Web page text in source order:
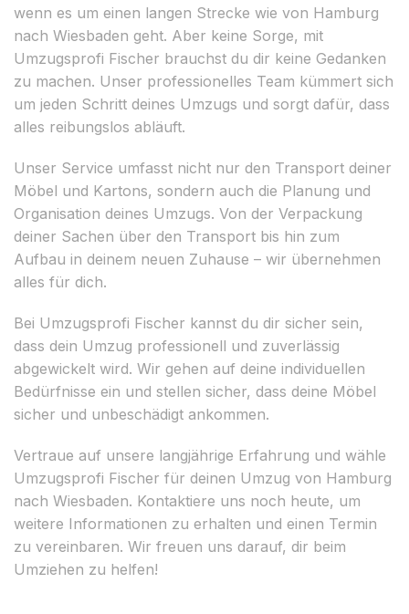
wenn es um einen langen Strecke wie von Hamburg
nach Wiesbaden geht. Aber keine Sorge, mit
Umzugsprofi Fischer brauchst du dir keine Gedanken
zu machen. Unser professionelles Team kümmert sich
um jeden Schritt deines Umzugs und sorgt dafür, dass
alles reibungslos abläuft.
Unser Service umfasst nicht nur den Transport deiner
Möbel und Kartons, sondern auch die Planung und
Organisation deines Umzugs. Von der Verpackung
deiner Sachen über den Transport bis hin zum
Aufbau in deinem neuen Zuhause – wir übernehmen
alles für dich.
Bei Umzugsprofi Fischer kannst du dir sicher sein,
dass dein Umzug professionell und zuverlässig
abgewickelt wird. Wir gehen auf deine individuellen
Bedürfnisse ein und stellen sicher, dass deine Möbel
sicher und unbeschädigt ankommen.
Vertraue auf unsere langjährige Erfahrung und wähle
Umzugsprofi Fischer für deinen Umzug von Hamburg
nach Wiesbaden. Kontaktiere uns noch heute, um
weitere Informationen zu erhalten und einen Termin
zu vereinbaren. Wir freuen uns darauf, dir beim
Umziehen zu helfen!